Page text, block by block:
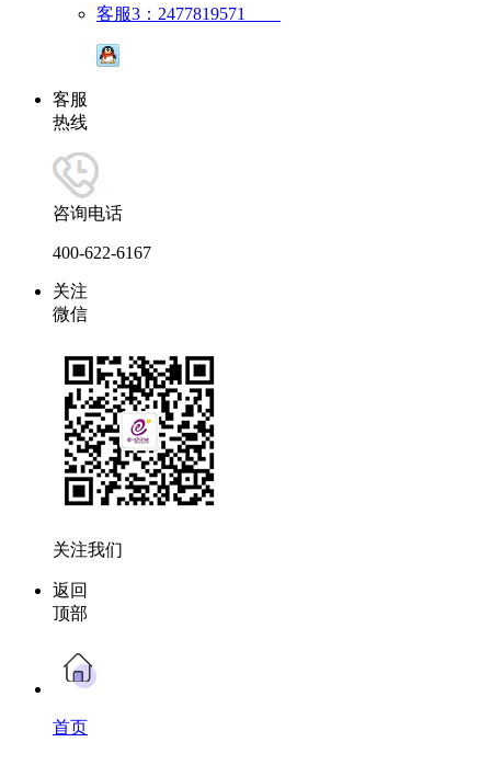
客服3：2477819571
客服
热线
咨询电话
400-622-6167
关注
微信
关注我们
返回
顶部
首页